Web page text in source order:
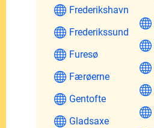
Frederikshavn
Frederikssund
Furesø
Færøerne
Gentofte
Gladsaxe